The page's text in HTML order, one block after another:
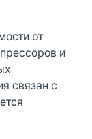
от
и
связан с